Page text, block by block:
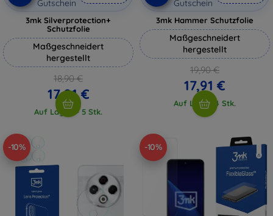
Gutschein
3mk Silverprotection+
Schutzfolie
Maßgeschneidert
hergestellt
18,90 €
17,01 €
Auf Lager > 5 Stk.
Gutschein
3mk Hammer Schutzfolie
Maßgeschneidert
hergestellt
19,90 €
17,91 €
Auf Lager 4 Stk.
-10% -10%